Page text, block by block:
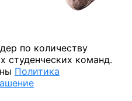
по количеству
студенческих команд.
Политика